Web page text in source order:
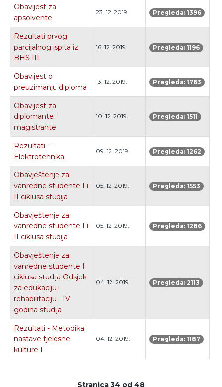
Obavijest za
apsolvente
23. 12. 2019. Pregleda: 1396
Rezultati prvog
parcijalnog ispita iz
BHS III
16. 12. 2019. Pregleda: 1196
Obavijest o
preuzimanju diploma
13. 12. 2019. Pregleda: 1763
Obavijest za
diplomante i
magistrante
10. 12. 2019. Pregleda: 1511
Rezultati -
Elektrotehnika
09. 12. 2019. Pregleda: 1262
Obavještenje za
vanredne studente I i
II ciklusa studija
05. 12. 2019. Pregleda: 1553
Obavještenje za
vanredne studente I i
II ciklusa studija
05. 12. 2019. Pregleda: 1286
Obavještenje za
vanredne studente I
ciklusa studija Odsjek
za edukaciju i
rehabilitaciju - IV
godina studija
04. 12. 2019. Pregleda: 2113
Rezultati - Metodika
nastave tjelesne
kulture I
04. 12. 2019. Pregleda: 1187
Stranica 34 od 48